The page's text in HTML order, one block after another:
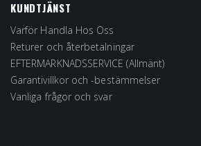
KUNDTJÄNST
Varför Handla Hos Oss
Returer och återbetalningar
EFTERMARKNADSSERVICE (Allmänt)
Garantivillkor och -bestämmelser
Vanliga frågor och svar